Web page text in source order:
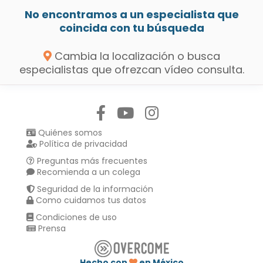
No encontramos a un especialista que
coincida con tu búsqueda
Cambia la localización o busca
especialistas que ofrezcan vídeo consulta.
Quiénes somos
Política de privacidad
Preguntas más frecuentes
Recomienda a un colega
Seguridad de la información
Como cuidamos tus datos
Condiciones de uso
Prensa